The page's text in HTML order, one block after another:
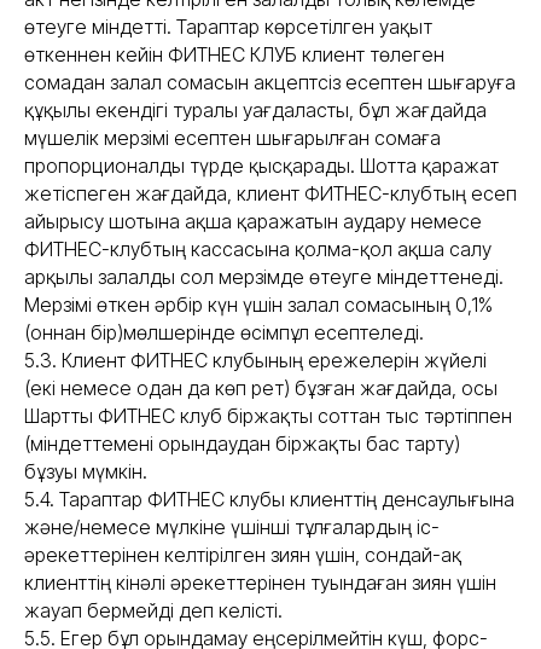
өтеуге міндетті. Тараптар көрсетілген уақыт
өткеннен кейін ФИТНЕС КЛУБ клиент төлеген
сомадан залал сомасын акцептсіз есептен шығаруға
құқылы екендігі туралы уағдаласты, бұл жағдайда
мүшелік мерзімі есептен шығарылған сомаға
пропорционалды түрде қысқарады. Шотта қаражат
жетіспеген жағдайда, клиент ФИТНЕС-клубтың есеп
айырысу шотына ақша қаражатын аудару немесе
ФИТНЕС-клубтың кассасына қолма-қол ақша салу
арқылы залалды сол мерзімде өтеуге міндеттенеді.
Мерзімі өткен әрбір күн үшін залал сомасының 0,1%
(оннан бір)мөлшерінде өсімпұл есептеледі.
5.3. Клиент ФИТНЕС клубының ережелерін жүйелі
(екі немесе одан да көп рет) бұзған жағдайда, осы
Шартты ФИТНЕС клуб біржақты соттан тыс тәртіппен
(міндеттемені орындаудан біржақты бас тарту)
бұзуы мүмкін.
5.4. Тараптар ФИТНЕС клубы клиенттің денсаулығына
және/немесе мүлкіне үшінші тұлғалардың іс-
әрекеттерінен келтірілген зиян үшін, сондай-ақ
клиенттің кінәлі әрекеттерінен туындаған зиян үшін
жауап бермейді деп келісті.
5.5. Егер бұл орындамау еңсерілмейтін күш, форс-